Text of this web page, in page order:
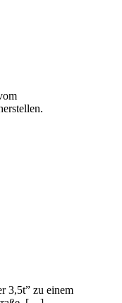
3,5t” zu einem